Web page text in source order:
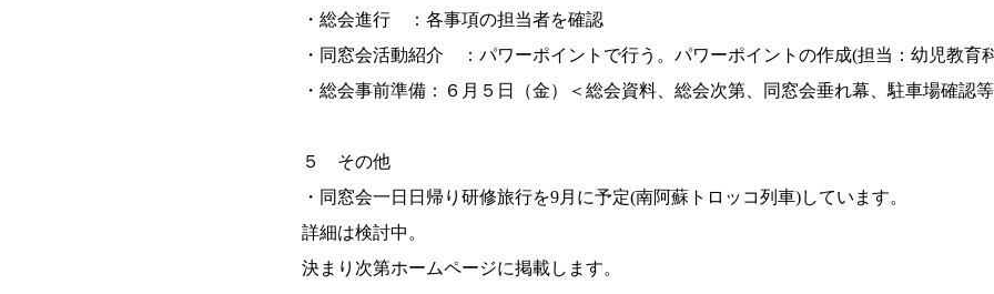
・総会進行 ：各事項の担当者を確認
・同窓会活動紹介 ：パワーポイントで行う。パワーポイントの作成(担当：幼児教育
・総会事前準備：６月５日（金）＜総会資料、総会次第、同窓会垂れ幕、駐車場確認
５ その他
・同窓会一日日帰り研修旅行を9月に予定(南阿蘇トロッコ列車)しています。
詳細は検討中。
決まり次第ホームページに掲載します。